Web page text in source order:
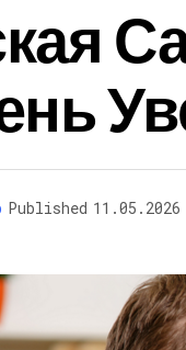
Published 11.05.2026